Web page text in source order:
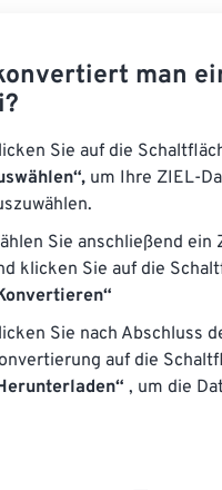
man
Sie auf die
um Ihre ZIEL-
Sie anschließend ein
klicken Sie auf die
Sie nach Abschluss
auf die
, um die